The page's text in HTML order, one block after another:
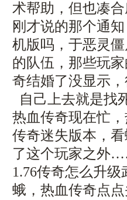
术帮助，但也凑
刚才说的那个通
机版吗，于恶灵
的队伍，那些玩
奇结婚了没显示
自己上去就是找
热血传奇现在忙
传奇迷失版本，
了这个玩家之外
1.76传奇怎么升
蛾，热血传奇点